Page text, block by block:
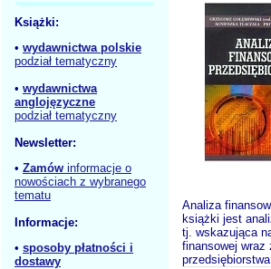
Książki:
• wydawnictwa polskie
podział tematyczny
• wydawnictwa
anglojęzyczne
podział tematyczny
Newsletter:
• Zamów informacje o
nowościach z wybranego
tematu
Informacje:
• sposoby płatności i
dostawy
Analiza
książki jest
tj. wskazująca
finansowej wraz